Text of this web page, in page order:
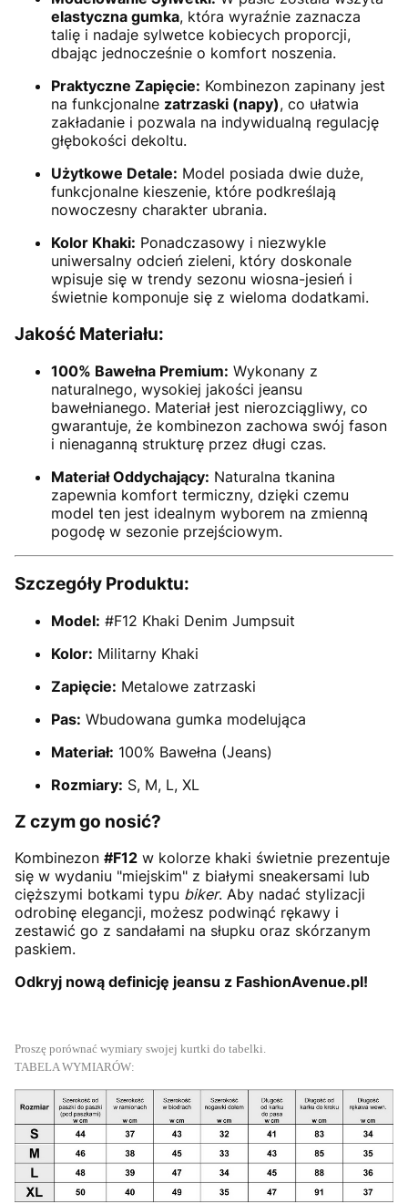
elastyczna gumka, która wyraźnie zaznacza
talię i nadaje sylwetce kobiecych proporcji,
dbając jednocześnie o komfort noszenia.
Praktyczne Zapięcie: Kombinezon zapinany jest
na funkcjonalne zatrzaski (napy), co ułatwia
zakładanie i pozwala na indywidualną regulację
głębokości dekoltu.
Użytkowe Detale: Model posiada dwie duże,
funkcjonalne kieszenie, które podkreślają
nowoczesny charakter ubrania.
Kolor Khaki: Ponadczasowy i niezwykle
uniwersalny odcień zieleni, który doskonale
wpisuje się w trendy sezonu wiosna-jesień i
świetnie komponuje się z wieloma dodatkami.
Jakość Materiału:
100% Bawełna Premium: Wykonany z
naturalnego, wysokiej jakości jeansu
bawełnianego. Materiał jest nierozciągliwy, co
gwarantuje, że kombinezon zachowa swój fason
i nienaganną strukturę przez długi czas.
Materiał Oddychający: Naturalna tkanina
zapewnia komfort termiczny, dzięki czemu
model ten jest idealnym wyborem na zmienną
pogodę w sezonie przejściowym.
Szczegóły Produktu:
Model: #F12 Khaki Denim Jumpsuit
Kolor: Militarny Khaki
Zapięcie: Metalowe zatrzaski
Pas: Wbudowana gumka modelująca
Materiał: 100% Bawełna (Jeans)
Rozmiary: S, M, L, XL
Z czym go nosić?
Kombinezon #F12 w kolorze khaki świetnie prezentuje
się w wydaniu "miejskim" z białymi sneakersami lub
cięższymi botkami typu biker. Aby nadać stylizacji
odrobinę elegancji, możesz podwinąć rękawy i
zestawić go z sandałami na słupku oraz skórzanym
paskiem.
Odkryj nową definicję jeansu z FashionAvenue.pl!
Proszę porównać wymiary swojej kurtki do tabelki.
TABELA WYMIARÓW: